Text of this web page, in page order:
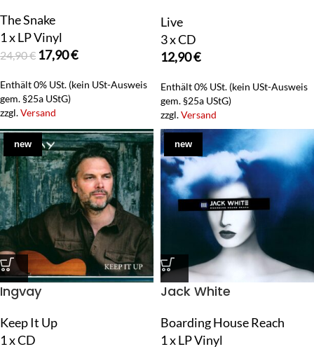
The Snake
1 x LP Vinyl
24,90€ 17,90€
Enthält 0% USt. (kein USt-Ausweis
gem. §25a UStG)
zzgl.Versand
Live
3 x CD
12,90€
Enthält 0% USt. (kein USt-Ausweis
gem. §25a UStG)
zzgl.Versand
new
Ingvay
Keep It Up
1 x CD
new
Jack White
Boarding House Reach
1 x LP Vinyl